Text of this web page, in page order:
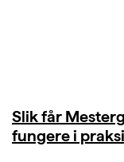
Slik får
fungere i